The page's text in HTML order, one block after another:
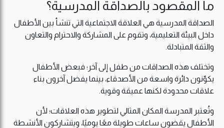
ما المقصود بالصداقة المدرسية؟
الصداقة المدرسية هي العلاقة الاجتماعية التي تنشأ بين الأطفال
داخل البيئة التعليمية، وتقوم على المشاركة والاحترام والتعاون
والثقة المتبادلة.
وتختلف هذه الصداقات من طفل إلى آخر؛ فبعض الأطفال
يكوّنون دائرة واسعة من الأصدقاء، بينما يفضل آخرون بناء
علاقات محدودة لكنها عميقة وقوية.
وتُعتبر المدرسة المكان المثالي لتطوير هذه العلاقات؛ لأن
الأطفال يقضون ساعات طويلة معًا يوميًا، ويتشاركون الأنشطة